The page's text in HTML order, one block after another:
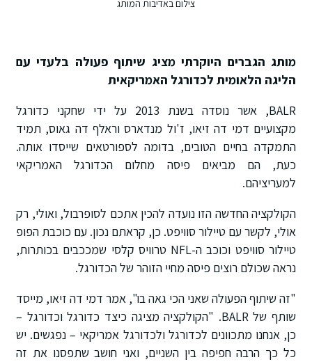
צילום באדיבות המותג
מותג הגברים היוקרתי מציג שיתוף פעולה בלעדי עם
הליגה הלאומית לכדורגל האמריקאית
BALR, אשר נוסדה בשנת 2013 על ידי שחקני כדורגל
מקצועיים דמי דה זיאו, ז'ול מנדארס וראלף דה גאוס, תמיד
התמקדה בחיים הטובים, בדומה לספורטאים שייסדו אותה.
כעת, הם מביאים פיסה מחלום הכדורגל האמריקאי
למעריציהם.
הקולקציה החדשה הזו נועדה להכין אתכם לסופרבול, ואולי, רק
אולי, לקשר עם טיילור סוויפט. כן, קראתם נכון. עם כוכבת הפופ
טיילור סוויפט וכוכב ה-NFL טרוויס קלסי שמככבים בכותרות,
נראה שכולם רוצים פיסה מחיי הזוהר של הכדורגל.
"זה שיתוף הפעולה שאני הכי גאה בו", אמר דמי דה זיאו, מייסד
שותף של BALR. "הקולקציה מציגה כיצד כדורגל וכדורגל –
כן, אנחנו מתכוונים לכדורגל ולכדורגל אמריקאי – נפגשים. יש
כל כך הרבה חפיפה בין השניים, ואני חושב שתפסנו את זה